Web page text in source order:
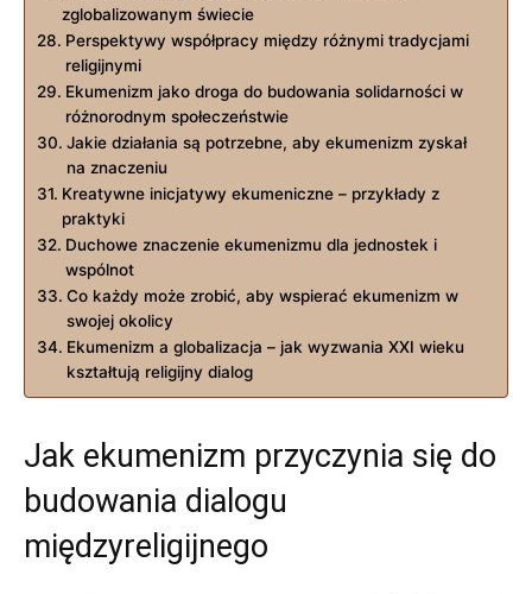
zglobalizowanym świecie
Perspektywy współpracy między ​różnymi tradycjami
religijnymi
Ekumenizm jako droga do budowania solidarności w
różnorodnym społeczeństwie
Jakie działania są potrzebne, ⁣aby ekumenizm zyskał
na⁢ znaczeniu
Kreatywne inicjatywy ⁤ekumeniczne – przykłady z
praktyki
Duchowe⁣ znaczenie ekumenizmu dla jednostek i
wspólnot
Co każdy może zrobić, aby wspierać ekumenizm w
swojej okolicy
Ekumenizm a globalizacja – jak wyzwania XXI wieku
kształtują⁢ religijny dialog
Jak ekumenizm przyczynia się do
budowania dialogu
międzyreligijnego